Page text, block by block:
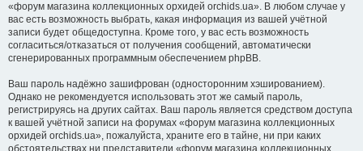
«форум магазина коллекционных орхидей orchids.ua». В любом случае у
вас есть возможность выбрать, какая информация из вашей учётной
записи будет общедоступна. Кроме того, у вас есть возможность
согласиться/отказаться от получения сообщений, автоматически
сгенерированных программным обеспечением phpBB.
Ваш пароль надёжно зашифрован (односторонним хэшированием).
Однако не рекомендуется использовать этот же самый пароль,
регистрируясь на других сайтах. Ваш пароль является средством доступа
к вашей учётной записи на форумах «форум магазина коллекционных
орхидей orchids.ua», пожалуйста, храните его в тайне, ни при каких
обстоятельствах ни представители «форум магазина коллекционных